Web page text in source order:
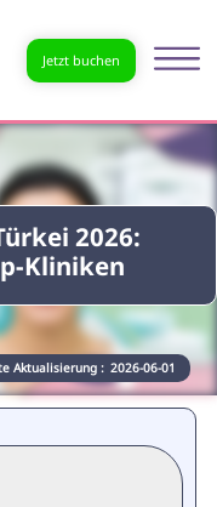
Jetzt buchen
2026:
Kliniken
Aktualisierung : 2026-06-01